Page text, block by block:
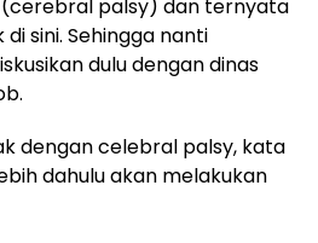
(cerebral palsy) dan ternyata
sini. Sehingga nanti
dulu dengan dinas
dengan celebral palsy, kata
dahulu akan melakukan